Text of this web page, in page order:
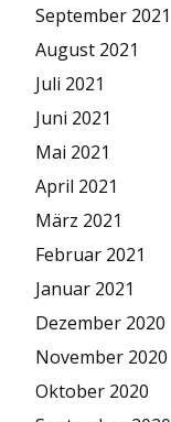
September 2021
August 2021
Juli 2021
Juni 2021
Mai 2021
April 2021
März 2021
Februar 2021
Januar 2021
Dezember 2020
November 2020
Oktober 2020